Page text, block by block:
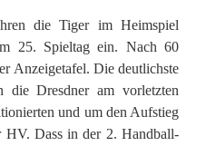
die Tiger im Heimspiel
25. Spieltag ein. Nach 60
Anzeigetafel. Die deutlichste
die Dresdner am vorletzten
und um den Aufstieg
HV. Dass in der 2. Handball-